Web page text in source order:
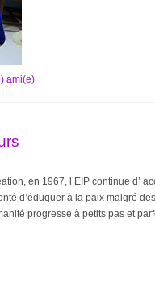
ami(e)
en 1967, l’EIP continue d’
d’éduquer à la paix malgré
progresse à petits pas et